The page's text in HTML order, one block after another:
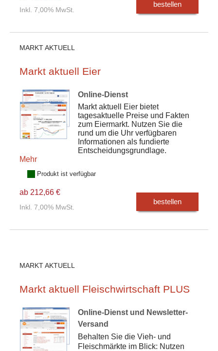
Inkl. 7,00% MwSt.
bestellen
MARKT AKTUELL
Markt aktuell Eier
Online-Dienst
Markt aktuell Eier bietet
tagesaktuelle Preise und Fakten
zum Eiermarkt. Nutzen Sie die
rund um die Uhr verfügbaren
Informationen als fundierte
Entscheidungsgrundlage.
Mehr
Produkt ist verfügbar
ab 212,66 €
Inkl. 7,00% MwSt.
bestellen
MARKT AKTUELL
Markt aktuell Fleischwirtschaft PLUS
Online-Dienst und Newsletter-
Versand
Behalten Sie die Vieh- und
Fleischmärkte im Blick: Nutzen